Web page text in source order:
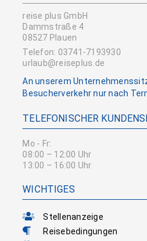
reise plus GmbH
Dammstraße 4
08527 Plauen
Telefon: 03741-7193930
urlaub@reiseplus.de
An unserem
Besucherverkehr nur nach
TELEFONISCHER
Mo - Fr:
08:00 – 12:00 Uhr
13:00 – 16:00 Uhr
WICHTIGES
Stellenanzeige
Reisebedingungen